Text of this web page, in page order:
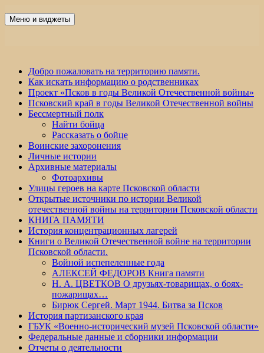
Победа 60
Меню и виджеты
Добро пожаловать на территорию памяти.
Как искать информацию о родственниках
Проект «Псков в годы Великой Отечественной войны»
Псковский край в годы Великой Отечественной войны
Бессмертный полк
Найти бойца
Рассказать о бойце
Воинские захоронения
Личные истории
Архивные материалы
Фотоархивы
Улицы героев на карте Псковской области
Открытые источники по истории Великой
отечественной войны на территории Псковской области
КНИГА ПАМЯТИ
История концентрационных лагерей
Книги о Великой Отечественной войне на территории
Псковской области.
Войной испепеленные года
АЛЕКСЕЙ ФЕДОРОВ Книга памяти
Н. А. ЦВЕТКОВ О друзьях-товарищах, о боях-
пожарищах…
Бирюк Сергей. Март 1944. Битва за Псков
История партизанского края
ГБУК «Военно-исторический музей Псковской области»
Федеральные данные и сборники информации
Отчеты о деятельности